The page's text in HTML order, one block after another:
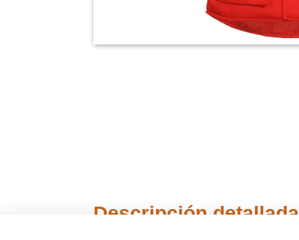
Descripción detallada